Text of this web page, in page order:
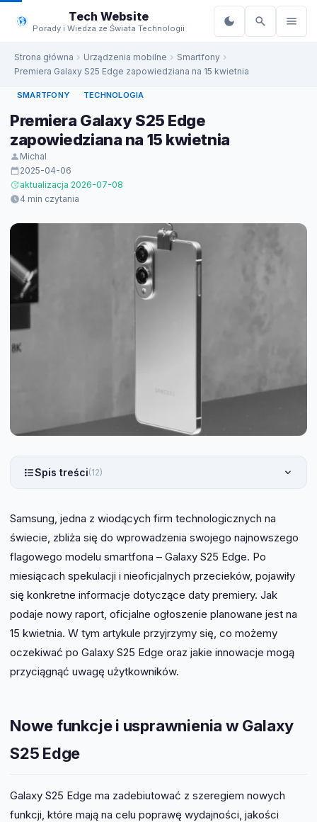
do
treści
Tech Website
Porady i Wiedza ze Świata Technologii
Strona główna Urządzenia mobilne
Smartfony
Premiera Galaxy S25 Edge zapowiedziana na 15 kwietnia
SMARTFONY TECHNOLOGIA
Premiera Galaxy S25 Edge
zapowiedziana na 15 kwietnia
Michal
2025-04-06
aktualizacja 2026-07-08
4 min czytania
Spis treści(12)
Samsung, jedna z wiodących firm technologicznych na
świecie, zbliża się do wprowadzenia swojego najnowszego
flagowego modelu smartfona – Galaxy S25 Edge. Po
miesiącach spekulacji i nieoficjalnych przecieków, pojawiły
się konkretne informacje dotyczące daty premiery. Jak
podaje nowy raport, oficjalne ogłoszenie planowane jest na
15 kwietnia. W tym artykule przyjrzymy się, co możemy
oczekiwać po Galaxy S25 Edge oraz jakie innowacje mogą
przyciągnąć uwagę użytkowników.
Nowe funkcje i usprawnienia w Galaxy
S25 Edge
Galaxy S25 Edge ma zadebiutować z szeregiem nowych
funkcji, które mają na celu poprawę wydajności, jakości